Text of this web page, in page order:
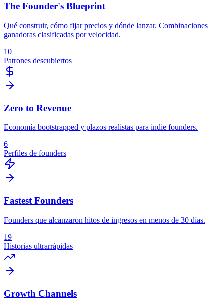
The Founder's Blueprint
Qué construir, cómo fijar precios y dónde lanzar. Combinaciones
ganadoras clasificadas por velocidad.
10
Patrones descubiertos
Zero to Revenue
Economía bootstrapped y plazos realistas para indie founders.
6
Perfiles de founders
Fastest Founders
Founders que alcanzaron hitos de ingresos en menos de 30 días.
19
Historias ultrarrápidas
Growth Channels